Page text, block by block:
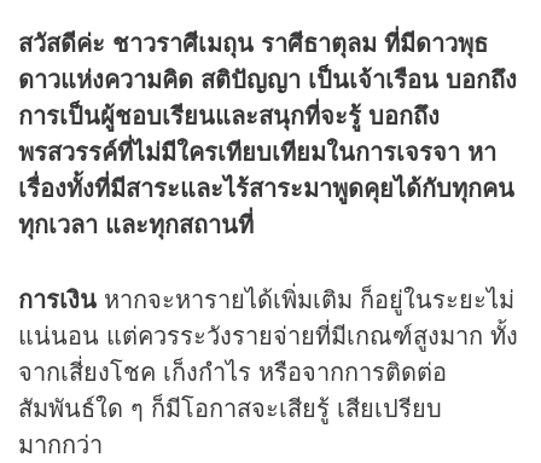
สวัสดีค่ะ ชาวราศีเมถุน ราศีธาตุลม ที่มีดาวพุธ
ดาวแห่งความคิด สติปัญญา เป็นเจ้าเรือน บอกถึง
การเป็นผู้ชอบเรียนและสนุกที่จะรู้ บอกถึง
พรสวรรค์ที่ไม่มีใครเทียบเทียมในการเจรจา หา
เรื่องทั้งที่มีสาระและไร้สาระมาพูดคุยได้กับทุกคน
ทุกเวลา และทุกสถานที่
การเงิน หากจะหารายได้เพิ่มเติม ก็อยู่ในระยะไม่
แน่นอน แต่ควรระวังรายจ่ายที่มีเกณฑ์สูงมาก ทั้ง
จากเสี่ยงโชค เก็งกำไร หรือจากการติดต่อ
สัมพันธ์ใด ๆ ก็มีโอกาสจะเสียรู้ เสียเปรียบ
มากกว่า